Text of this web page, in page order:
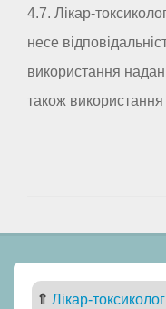
4.7. Лікар-
несе
використання
також використання
⇑ Лікар-токсиколог